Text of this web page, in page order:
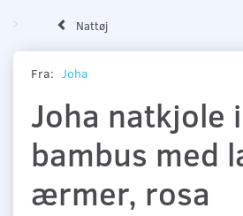
Nattøj
Fra: Joha
Joha natkjole i
bambus med
ærmer, rosa